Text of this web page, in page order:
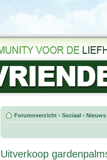
Forumoverzicht ‹ Sociaal ‹
Uitverkoop